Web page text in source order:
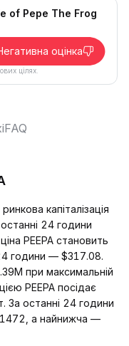
of Pepe The Frog
оцінка
цілях.
FAQ
капіталізація
24 години
PEEPA становить
години — $317.08.
при максимальній
PEEPA посідає
За останні 24 години
а найнижча —